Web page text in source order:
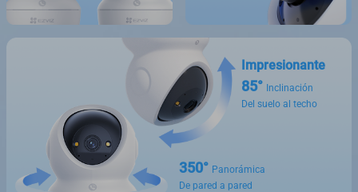
Impresionante
85° Inclinación
Del suelo al techo
350° Panorámica
De pared a pared